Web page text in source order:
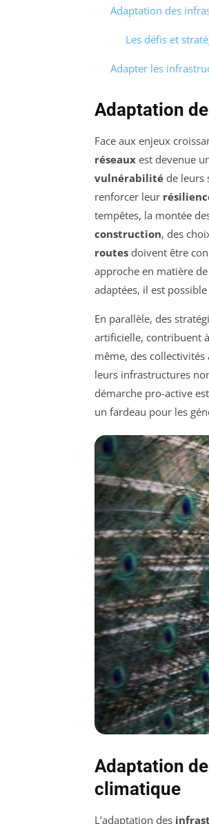
Adaptation des
Les défis et
Adapter les
Adaptation
Face aux enjeux
réseaux est devenue
vulnérabilité de leurs
renforcer leur
tempêtes, la montée
construction, des
routes doivent être
approche en matière de
adaptées, il est possible
En parallèle, des
artificielle, contribuent
même, des
leurs infrastructures
démarche pro-active
un fardeau pour les
Adaptation
climatique
L’adaptation des